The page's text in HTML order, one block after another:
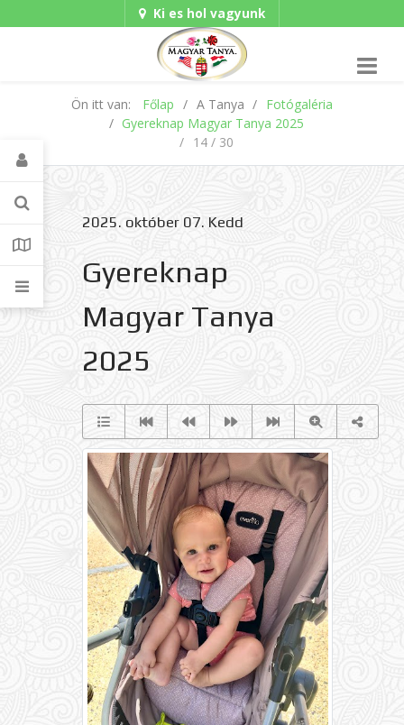
Ki es hol vagyunk
Hungarian/Magyar
American/English
Ön itt van: Főlap A Tanya
Fotógaléria
Gyereknap Magyar Tanya 2025
14 / 30
2025. október 07. Kedd
Gyereknap
Magyar Tanya
2025